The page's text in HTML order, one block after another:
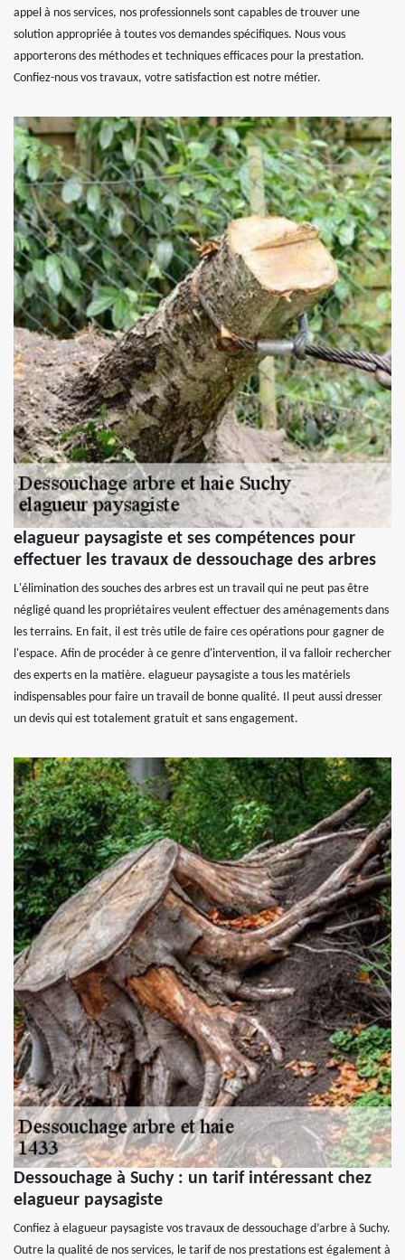
appel à nos services, nos professionnels sont capables de trouver une
solution appropriée à toutes vos demandes spécifiques. Nous vous
apporterons des méthodes et techniques efficaces pour la prestation.
Confiez-nous vos travaux, votre satisfaction est notre métier.
elagueur paysagiste et ses compétences pour
effectuer les travaux de dessouchage des arbres
L'élimination des souches des arbres est un travail qui ne peut pas être
négligé quand les propriétaires veulent effectuer des aménagements dans
les terrains. En fait, il est très utile de faire ces opérations pour gagner de
l'espace. Afin de procéder à ce genre d'intervention, il va falloir rechercher
des experts en la matière. elagueur paysagiste a tous les matériels
indispensables pour faire un travail de bonne qualité. Il peut aussi dresser
un devis qui est totalement gratuit et sans engagement.
Dessouchage à Suchy : un tarif intéressant chez
elagueur paysagiste
Confiez à elagueur paysagiste vos travaux de dessouchage d’arbre à Suchy.
Outre la qualité de nos services, le tarif de nos prestations est également à